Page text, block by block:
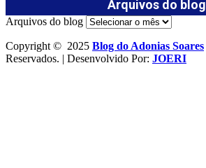
Arquivos do blog
Arquivos do blog
Copyright © 2025 Blog do Adonias Soares
Reservados. | Desenvolvido Por: JOERI